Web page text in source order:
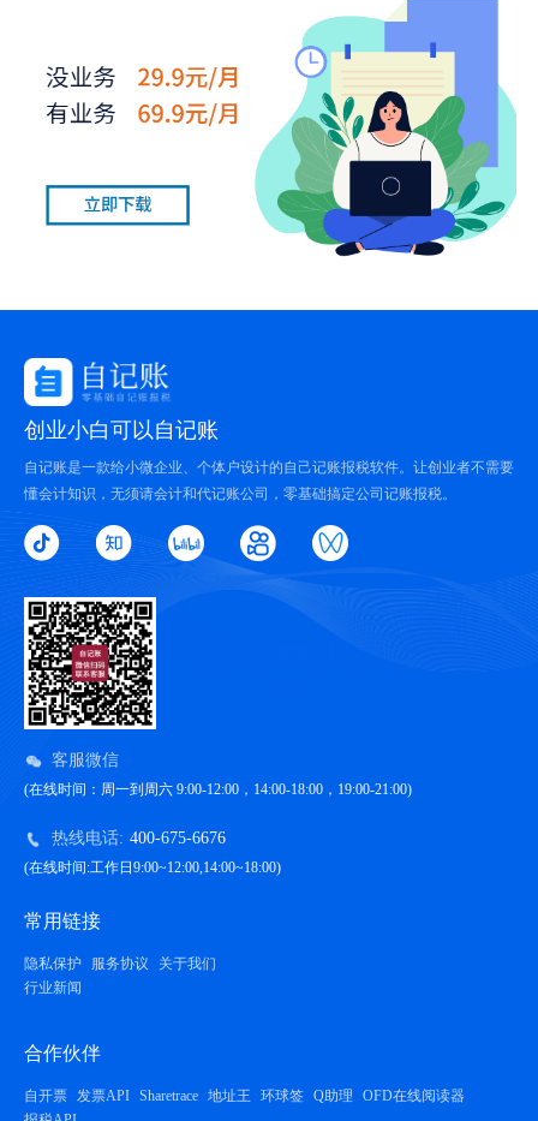
创业小白可以自记账
自记账是一款给小微企业、个体户设计的自己记账报税软件。让创业者不需要
懂会计知识，无须请会计和代记账公司，零基础搞定公司记账报税。
客服微信
(在线时间：周一到周六 9:00-12:00，14:00-18:00，19:00-21:00)
热线电话: 400-675-6676
(在线时间:工作日9:00~12:00,14:00~18:00)
常用链接
隐私保护 服务协议
关于我们
行业新闻
合作伙伴
自开票 发票API Sharetrace 地址王 环球签 Q助理
OFD在线阅读器